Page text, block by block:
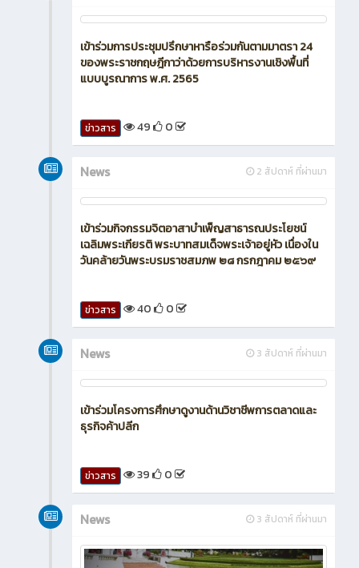
เข้าร่วมการประชุมปรึกษาหารือร่วมกันตามมาตรา 24
ของพระราชกฤษฎีกาว่าด้วยการบริหารงานเชิงพื้นที่
แบบบูรณาการ พ.ศ. 2565
ข่าวสาร 49 0
2 สัปดาห์ ที่ผ่านมา
News
เข้าร่วมกิจกรรมจิตอาสาบำเพ็ญสาธารณประโยชน์
เฉลิมพระเกียรติ พระบาทสมเด็จพระเจ้าอยู่หัว เนื่องใน
วันคล้ายวันพระบรมราชสมภพ ๒๘ กรกฎาคม ๒๕๖๙
ข่าวสาร 40 0
3 สัปดาห์ ที่ผ่านมา
News
เข้าร่วมโครงการศึกษาดูงานด้านวิชาชีพการตลาดและ
ธุรกิจค้าปลีก
ข่าวสาร 39 0
3 สัปดาห์ ที่ผ่านมา
News